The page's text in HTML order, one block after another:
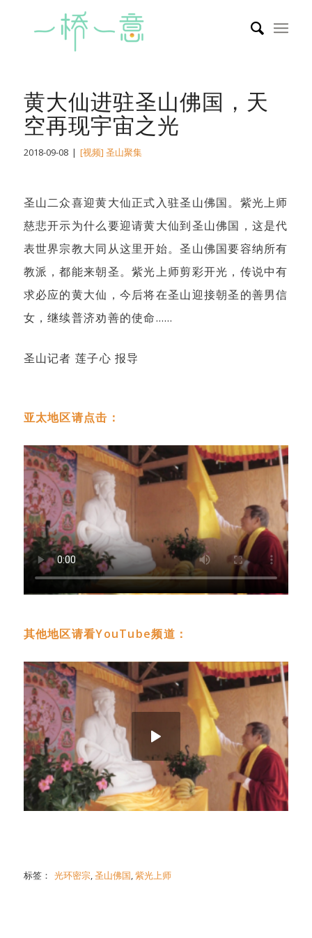
黄大仙进驻圣山佛国，天
空再现宇宙之光
2018-09-08 | [视频] 圣山聚集
圣山二众喜迎黄大仙正式入驻圣山佛国。紫光上师
慈悲开示为什么要迎请黄大仙到圣山佛国，这是代
表世界宗教大同从这里开始。圣山佛国要容纳所有
教派，都能来朝圣。紫光上师剪彩开光，传说中有
求必应的黄大仙，今后将在圣山迎接朝圣的善男信
女，继续普济劝善的使命……
圣山记者 莲子心 报导
亚太地区请点击：
其他地区请看YouTube频道：
标签： 光环密宗,圣山佛国,紫光上师